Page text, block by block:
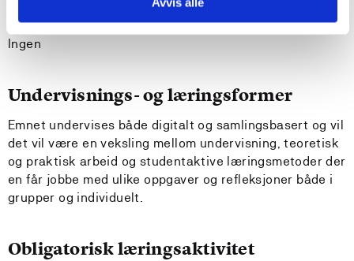
Krav til forkunnskaper
Ingen
Undervisnings- og læringsformer
Emnet undervises både digitalt og samlingsbasert og vil
det vil være en veksling mellom undervisning, teoretisk
og praktisk arbeid og studentaktive læringsmetoder der
en får jobbe med ulike oppgaver og refleksjoner både i
grupper og individuelt.
Obligatorisk læringsaktivitet